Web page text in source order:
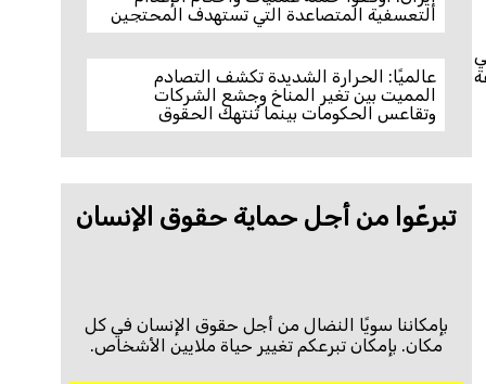
التعسفية المتصاعدة التي تستهدف المحتجين
عالميًا: الحرارة الشديدة تكشف التصادم
المميت بين تغير المناخ وجشع الشركات
وتقاعس الحكومات بينما تُنتهك الحقوق
تبرعّوا من أجل حماية حقوق الإنسان
بإمكاننا سويًا النضال من أجل حقوق الإنسان في كل
مكان. بإمكان تبرعكم تغيير حياة ملايين الأشخاص.